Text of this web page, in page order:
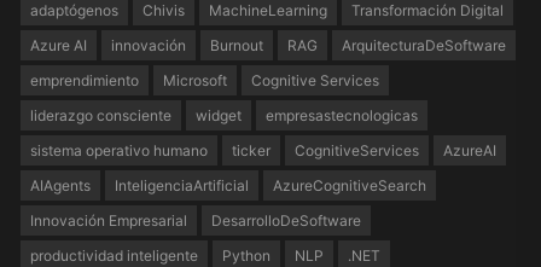
adaptógenos
Chivis MachineLearning
Transformación Digital
Azure AI
innovación Burnout RAG
ArquitecturaDeSoftware
emprendimiento
Microsoft
Cognitive Services
liderazgo consciente
widget
empresastecnologicas
sistema operativo humano
ticker CognitiveServices
AzureAI
AIAgents
InteligenciaArtificial
AzureCognitiveSearch
Innovación Empresarial
DesarrolloDeSoftware
productividad inteligente
Python NLP
.NET